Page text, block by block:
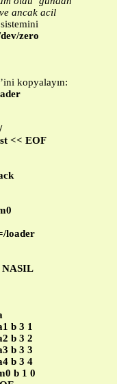
ancak acil
zero
kopyalayın:
<< EOF
loader
NASIL
b 3 1
b 3 2
b 3 3
b 3 4
b 1 0